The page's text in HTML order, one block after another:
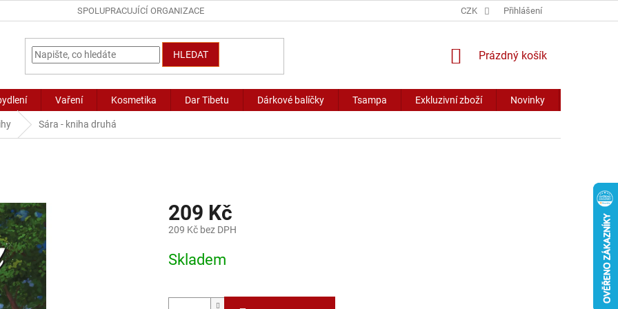
SPOLUPRACUJÍCÍ ORGANIZACE CZK Přihlášení
HLEDAT
NÁKUPNÍ
Prázdný košík
Vaření Kosmetika Dar Tibetu Dárkové balíčky Tsampa Exkluzivní zboží Novinky
Sára - kniha druhá
209 Kč
209 Kč bez DPH
cena:
Skladem